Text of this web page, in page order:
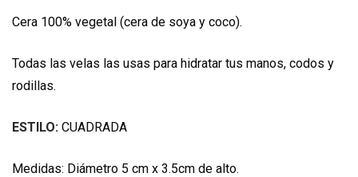
Cera 100% vegetal (cera de soya y coco).
Todas las velas las usas para hidratar tus manos, codos y
rodillas.
ESTILO: CUADRADA
Medidas: Diámetro 5 cm x 3.5cm de alto.